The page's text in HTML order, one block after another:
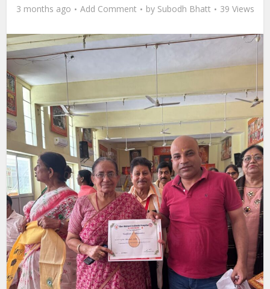
3 months ago Add Comment by Subodh Bhatt 39 Views